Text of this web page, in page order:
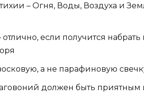
– Огня, Воды, Воздуха и
если получится
а не парафиновую
должен быть приятным